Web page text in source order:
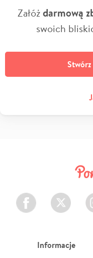
Załóżdarmową
swoich
Facebook Twitter
Informacje